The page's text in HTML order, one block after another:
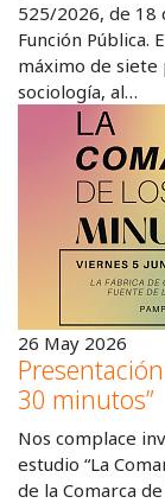
525/2026, de
Función Pública.
máximo de siete
sociología, al…
26 May 2026
30 minutos”
Nos complace
estudio “La
de la Comarca